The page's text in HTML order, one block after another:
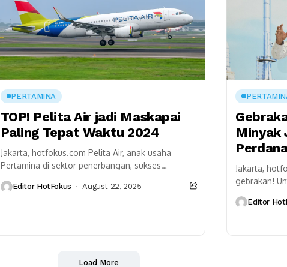
PERTAMINA
TOP! Pelita Air jadi Maskapai
Paling Tepat Waktu 2024
Jakarta, hotfokus.com Pelita Air, anak usaha
Pertamina di sektor penerbangan, sukses
soal ketepatan waktu. Maskapai ini resmi...
Editor HotFokus August 22, 2025
Minyak
Jakarta,
gebrakan!
pesawat
Editor
Load More